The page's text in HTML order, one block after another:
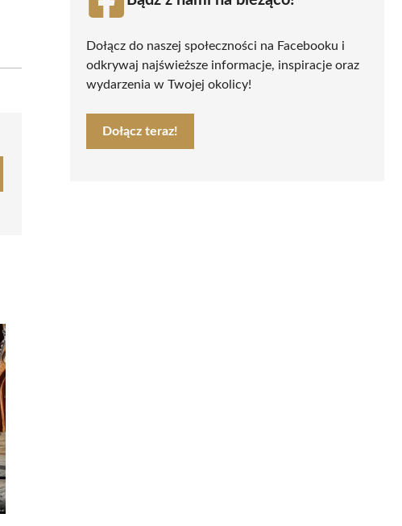
Dołącz do naszej społeczności na Facebooku i
odkrywaj najświeższe informacje, inspiracje oraz
wydarzenia w Twojej okolicy!
Dołącz teraz!